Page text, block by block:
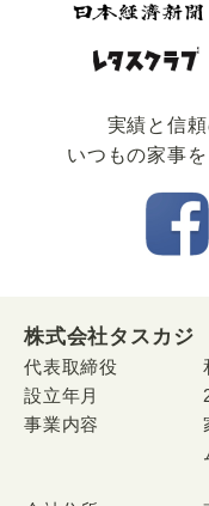
実績と信
いつもの家事
株式会社タスカジ
代表取締役
設立年月
事業内容